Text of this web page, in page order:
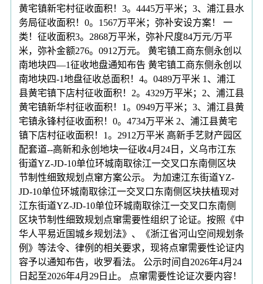
黄宅镇新宅村征收面积！3。4445万平米；3、浦江县水
务局征收面积！0。1567万平米；弥补安设方案！ 一
类！征收面积3。2868万平米，弥补尺度84万元/万平
米，弥补金额276。0912万元。 黄宅镇工商东侧永创以
南地块四—1征收地盘通知布告 黄宅镇工商东侧永创以
南地块四-1地盘征收总面积！4。0489万平米 1、浦江
县黄宅镇下店村征收面积！2。4329万平米；2、浦江县
黄宅镇新华村征收面积！1。0949万平米；3、浦江县黄
宅镇永锋村征收面积！0。4734万平米 2、浦江县黄宅
镇下店村征收面积！1。2912万平米 高新手艺财产园区
配套道--高新和永创地块一征收4月24日，义乌市江东
街道YZ-JD-10单位环城南取徐江一交叉口东南侧区块
节制性细致规划点窜方案公示。 为加速江东街道YZ-
JD-10单位环城南取徐江一交叉口东南侧区块扶植现对
江东街道YZ-JD-10单位环城南取徐江一交叉口东南侧
区块节制性细致规划点窜需要性组织了论证。按照《中
华人平易近国城乡规划法》、《浙江省河山空间规划条
例》等法令、律例的相关要求，现将点窜需要性论证内
容予以通知布告，收罗看法。 公示时间自2026年4月24
日起至2026年4月29日止。 点窜需要性论证次要内容！